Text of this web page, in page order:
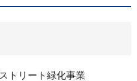
トリート緑化事業